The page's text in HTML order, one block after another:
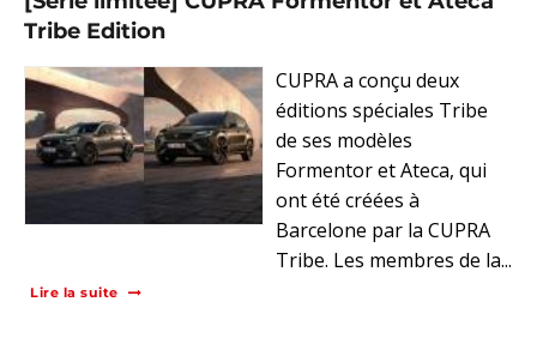
Tribe Edition
CUPRA a conçu deux
éditions spéciales Tribe
de ses modèles
Formentor et Ateca, qui
ont été créées à
Barcelone par la CUPRA
Tribe. Les membres de la...
Lire la suite